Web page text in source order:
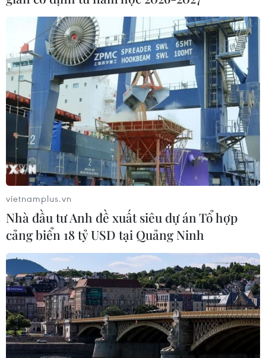
vietnamplus.vn
Nhà đầu tư Anh đề xuất siêu dự án Tổ hợp
cảng biển 18 tỷ USD tại Quảng Ninh